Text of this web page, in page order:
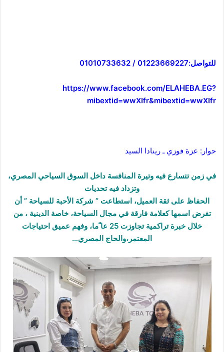
للتواصل:01223669227 / 01010733632
https://www.facebook.com/ELAHEBA.EG?
mibextid=wwXIfr&mibextid=wwXIfr
حوار: عزة فوزي ـ رينادا السيد
في زمن تتسارع فيه وتيرة المنافسة داخل السوق السياحي المصري،
وتزداد فيه تحديات
الحفاظ على ثقة العميل، استطاعت ” شركة الأحبة للسياحة ” أن
تفرض اسمها كعلامة فارقة في مجال السياحة، خاصة الدينية ، من
خلال خبرة تراكمية تجاوزت 25 عا ًما، وفهم عميق احتياجات
المعتمر،والحاج المصري…